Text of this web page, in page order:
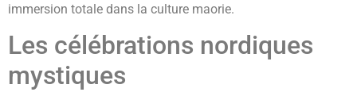
immersion totale dans la culture maorie.
Les célébrations nordiques
mystiques